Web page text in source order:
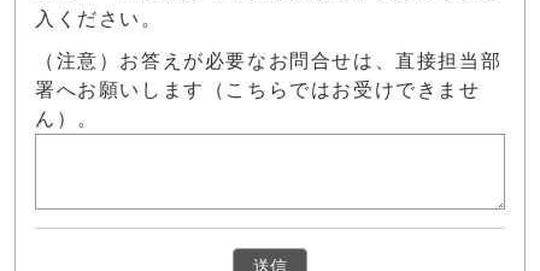
入ください。
（注意）お答えが必要なお問合せは、直接担当部
署へお願いします（こちらではお受けできませ
ん）。